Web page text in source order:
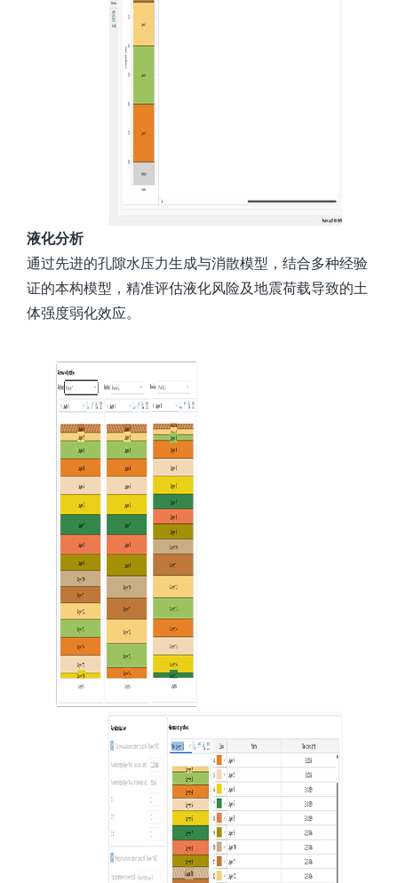
液化分析
通过先进的孔隙水压力生成与消散模型，结合多种经验
证的本构模型，精准评估液化风险及地震荷载导致的土
体强度弱化效应。